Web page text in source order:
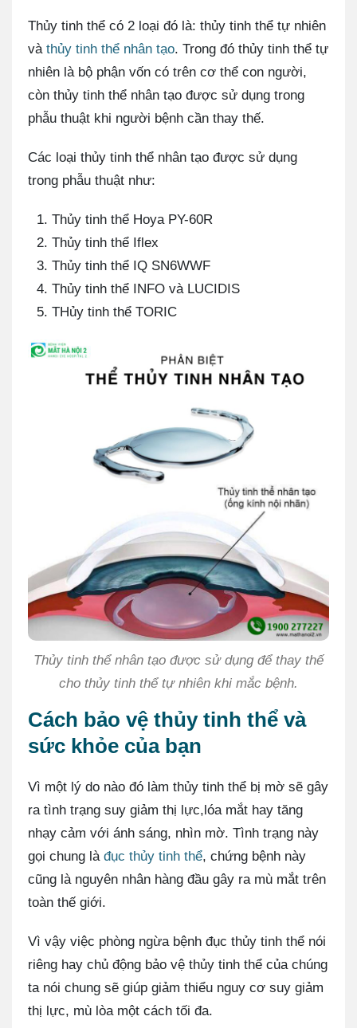
Thủy tinh thể có 2 loại đó là: thủy tinh thể tự nhiên
và thủy tinh thể nhân tạo. Trong đó thủy tinh thể tự
nhiên là bộ phận vốn có trên cơ thể con người,
còn thủy tinh thể nhân tạo được sử dụng trong
phẫu thuật khi người bệnh cần thay thế.
Các loại thủy tinh thể nhân tạo được sử dụng
trong phẫu thuật như:
Thủy tinh thể Hoya PY-60R
Thủy tinh thể Iflex
Thủy tinh thể IQ SN6WWF
Thủy tinh thể INFO và LUCIDIS
THủy tinh thể TORIC
Thủy tinh thể nhân tạo được sử dụng để thay thế
cho thủy tinh thể tự nhiên khi mắc bệnh.
Cách bảo vệ thủy tinh thể và
sức khỏe của bạn
Vì một lý do nào đó làm thủy tinh thể bị mờ sẽ gây
ra tình trạng suy giảm thị lực,lóa mắt hay tăng
nhạy cảm với ánh sáng, nhìn mờ. Tình trạng này
gọi chung là đục thủy tinh thể, chứng bệnh này
cũng là nguyên nhân hàng đầu gây ra mù mắt trên
toàn thế giới.
Vì vậy việc phòng ngừa bệnh đục thủy tinh thể nói
riêng hay chủ động bảo vệ thủy tinh thể của chúng
ta nói chung sẽ giúp giảm thiểu nguy cơ suy giảm
thị lực, mù lòa một cách tối đa.